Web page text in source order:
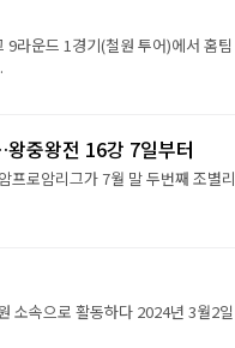
라운드 1경기(철원 투어)에서 홈팀
중왕전 16강 7일부터
프로암리그가 7월 말 두번째 조별리
소속으로 활동하다 2024년 3월2일